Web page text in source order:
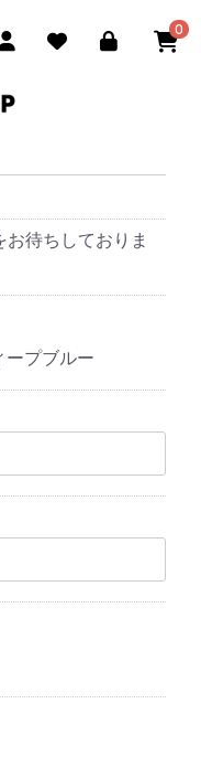
0
待ちしておりま
プブルー